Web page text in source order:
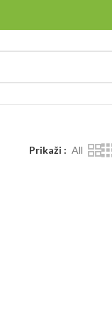
Prikaži All